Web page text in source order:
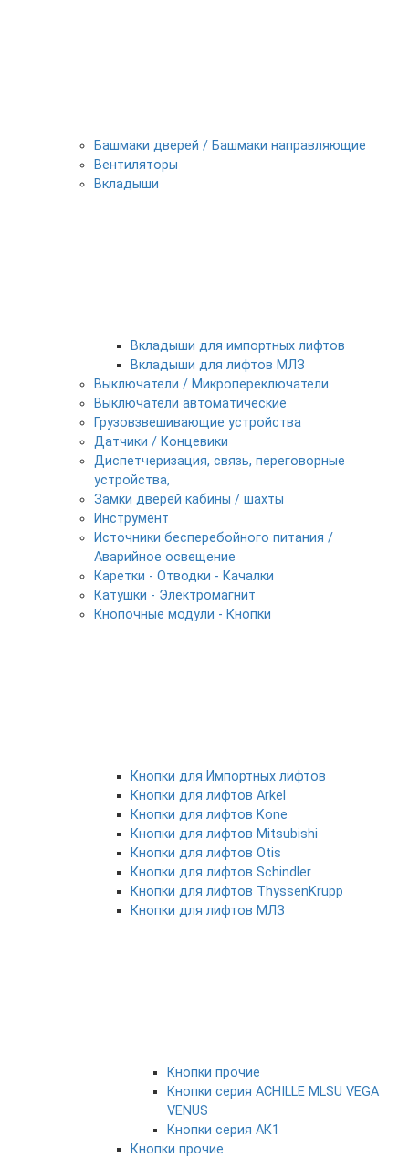
Башмаки дверей / Башмаки направляющие
Вентиляторы
Вкладыши
Вкладыши для импортных лифтов
Вкладыши для лифтов МЛЗ
Выключатели / Микропереключатели
Выключатели автоматические
Грузовзвешивающие устройства
Датчики / Концевики
Диспетчеризация, связь, переговорные
устройства,
Замки дверей кабины / шахты
Инструмент
Источники бесперебойного питания /
Аварийное освещение
Каретки - Отводки - Качалки
Катушки - Электромагнит
Кнопочные модули - Кнопки
Кнопки для Импортных лифтов
Кнопки для лифтов Arkel
Кнопки для лифтов Kone
Кнопки для лифтов Mitsubishi
Кнопки для лифтов Otis
Кнопки для лифтов Schindler
Кнопки для лифтов ThyssenKrupp
Кнопки для лифтов МЛЗ
Кнопки прочие
Кнопки серия ACHILLE MLSU VEGA
VENUS
Кнопки серия АК1
Кнопки прочие